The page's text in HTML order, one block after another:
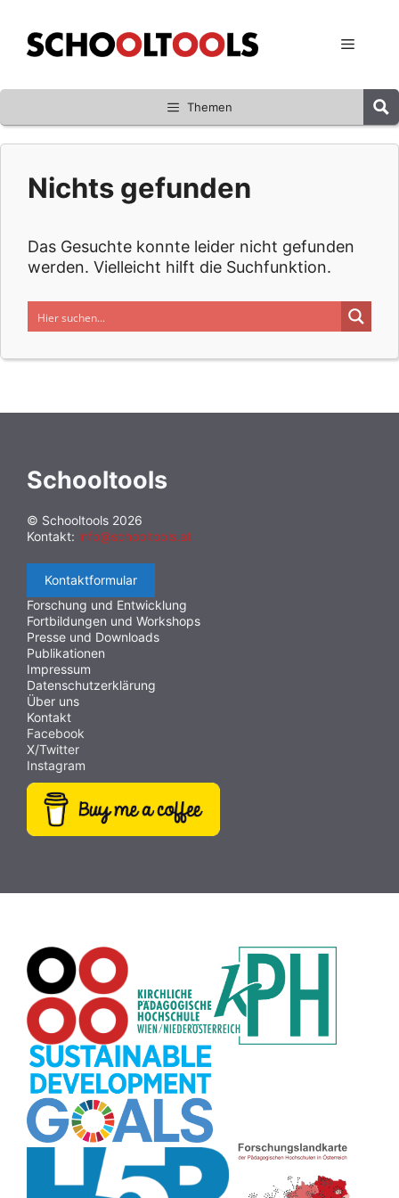
Inhalt
springen
Menü
Themen
Nichts gefunden
Das Gesuchte konnte leider nicht gefunden
werden. Vielleicht hilft die Suchfunktion.
Schooltools
© Schooltools 2026
Kontakt: info@schooltools.at
Kontaktformular
Forschung und Entwicklung
Fortbildungen und Workshops
Presse und Downloads
Publikationen
Impressum
Datenschutzerklärung
Über uns
Kontakt
Facebook
X/Twitter
Instagram